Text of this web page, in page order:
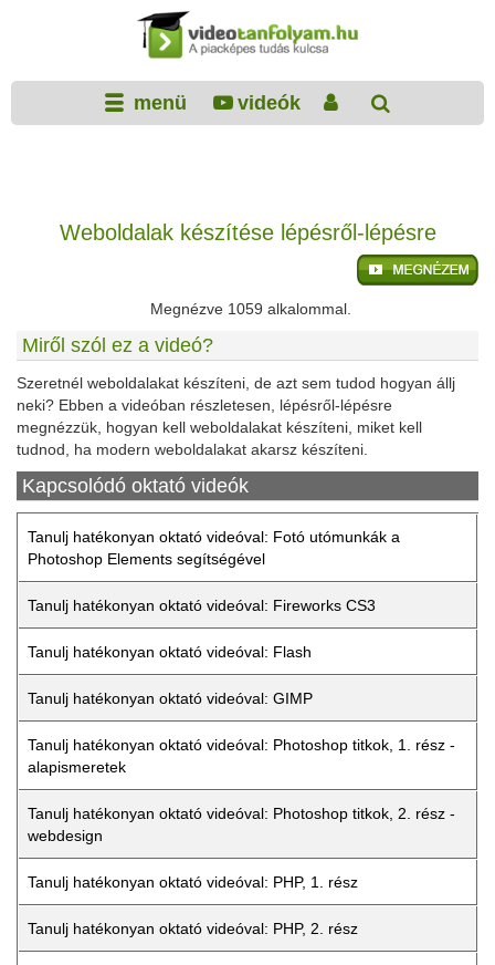
menü videók
Weboldalak készítése lépésről-lépésre
Megnézve 1059 alkalommal.
Miről szól ez a videó?
Szeretnél weboldalakat készíteni, de azt sem tudod hogyan állj
neki? Ebben a videóban részletesen, lépésről-lépésre
megnézzük, hogyan kell weboldalakat készíteni, miket kell
tudnod, ha modern weboldalakat akarsz készíteni.
Kapcsolódó oktató videók
Tanulj hatékonyan oktató videóval: Fotó utómunkák a
Photoshop Elements segítségével
Tanulj hatékonyan oktató videóval: Fireworks CS3
Tanulj hatékonyan oktató videóval: Flash
Tanulj hatékonyan oktató videóval: GIMP
Tanulj hatékonyan oktató videóval: Photoshop titkok, 1. rész -
alapismeretek
Tanulj hatékonyan oktató videóval: Photoshop titkok, 2. rész -
webdesign
Tanulj hatékonyan oktató videóval: PHP, 1. rész
Tanulj hatékonyan oktató videóval: PHP, 2. rész